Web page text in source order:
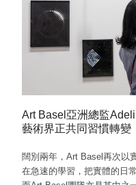
Art Basel亞洲總監
藝術界正共同習慣轉變
闊別兩年，Art Basel再次以
在急速的學習，把實體的日